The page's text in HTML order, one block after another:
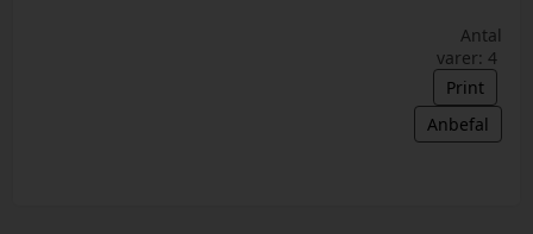
Antal
varer: 4
Print
Anbefal